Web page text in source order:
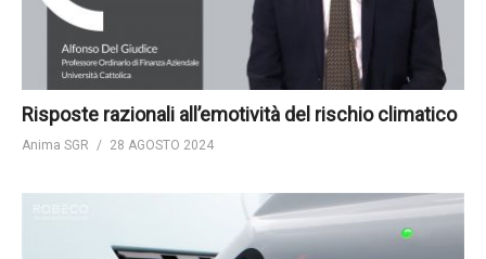
Risposte razionali all’emotività del rischio climatico
Anima SGR 28 AGOSTO 2024